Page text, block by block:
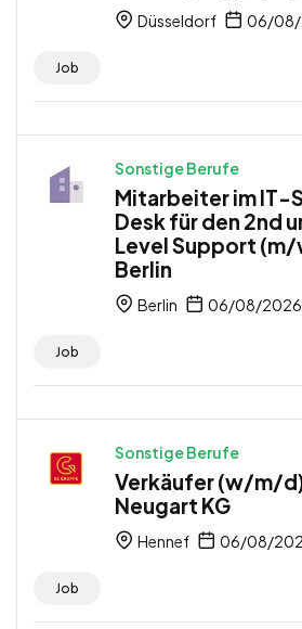
Düsseldorf 06/
Job
Sonstige Berufe
Mitarbeiter im IT-
Desk für den 2nd
Level Support
Berlin
Berlin 06/08/2026
Job
Sonstige Berufe
Verkäufer (w/m/
Neugart KG
Hennef 06/08/
Job